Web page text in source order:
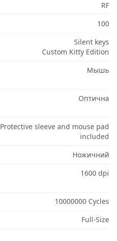
RF
100
Silent keys
Custom Kitty Edition
Мышь
Оптична
Protective sleeve and mouse pad
included
Ножичний
1600 dpi
10000000 Cycles
Full-Size